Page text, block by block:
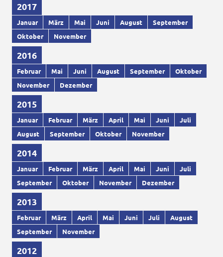
2017
Januar März Mai Juni August
September
Oktober
November
2016
Februar Mai Juni August September
Oktober
November
Dezember
2015
Januar Februar März April Mai Juni
Juli
August
September Oktober November
2014
Januar Februar März April Mai Juni
Juli
September
Oktober November Dezember
2013
Februar März April Mai Juni Juli
August
September
November
2012